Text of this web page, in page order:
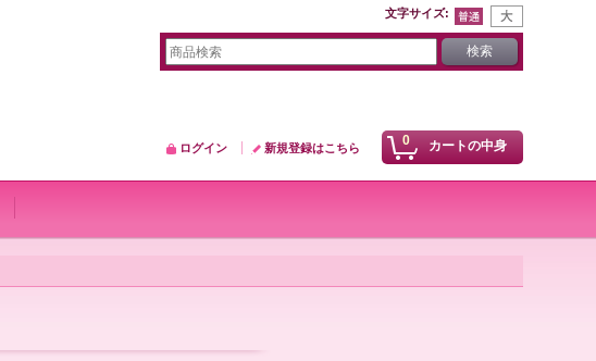
文字サイズ:
0 カートの中身
ログイン 新規登録はこちら